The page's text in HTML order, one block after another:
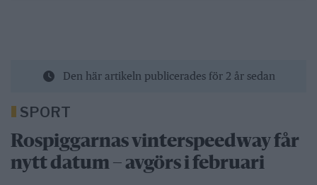
Den här artikeln publicerades för 2 år sedan
SPORT
Rospiggarnas vinterspeedway får
nytt datum – avgörs i februari